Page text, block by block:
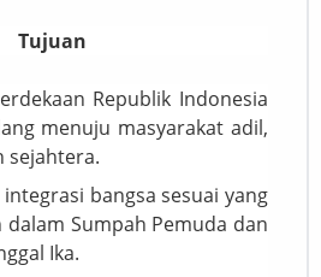
Tujuan
Republik Indonesia
menuju masyarakat adil,
sejahtera.
bangsa sesuai yang
dalam Sumpah Pemuda dan
Ika.